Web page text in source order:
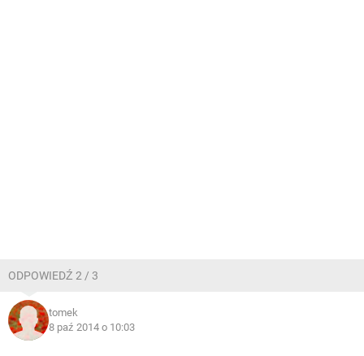
ODPOWIEDŹ 2 / 3
tomek
8 paź 2014 o 10:03